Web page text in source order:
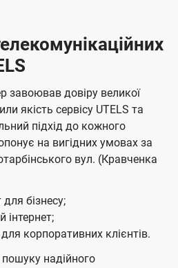
завоював довіру великої
якість сервісу UTELS та
підхід до кожного
на вигідних умовах за
вул. (Кравченка
бізнесу;
інтернет;
корпоративних клієнтів.
надійного